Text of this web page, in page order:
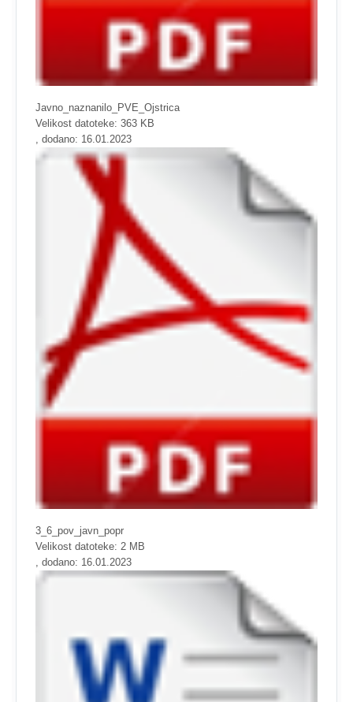
Javno_naznanilo_PVE_Ojstrica
Velikost datoteke: 363 KB
, dodano: 16.01.2023
3_6_pov_javn_popr
Velikost datoteke: 2 MB
, dodano: 16.01.2023